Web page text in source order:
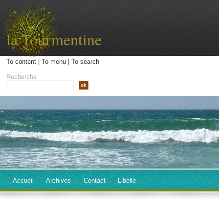
la Tourmentine
To content| To menu| To search
Recherche
Accueil Archives Contact Libellé